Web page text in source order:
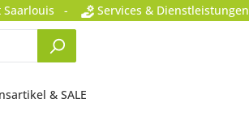
Saarlouis - Services & Dienstleistungen
& SALE